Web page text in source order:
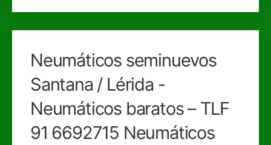
Neumáticos seminuevos
Santana / Lérida -
Neumáticos baratos – TLF
91 6692715 Neumáticos